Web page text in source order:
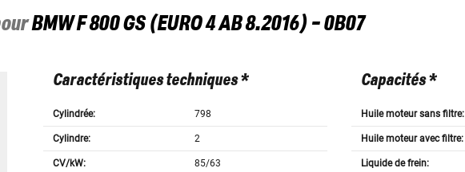
BMWF 800 GS (EURO 4 AB 8.2016) - 0B07
Caractéristiques techniques *
Cylindrée: 798
Cylindre: 2
CV/kW: 85/63
Capacités *
Huile moteur sans filtre:
Huile moteur avec filtre:
Liquide de frein: